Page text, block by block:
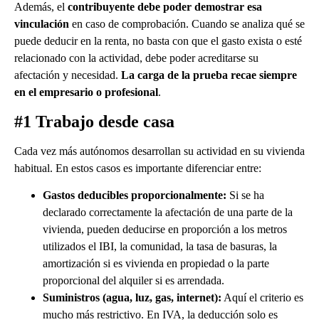
Además, el contribuyente debe poder demostrar esa
vinculación en caso de comprobación. Cuando se analiza qué se
puede deducir en la renta, no basta con que el gasto exista o esté
relacionado con la actividad, debe poder acreditarse su
afectación y necesidad. La carga de la prueba recae siempre
en el empresario o profesional.
#1 Trabajo desde casa
Cada vez más autónomos desarrollan su actividad en su vivienda
habitual. En estos casos es importante diferenciar entre:
Gastos deducibles proporcionalmente: Si se ha
declarado correctamente la afectación de una parte de la
vivienda, pueden deducirse en proporción a los metros
utilizados el IBI, la comunidad, la tasa de basuras, la
amortización si es vivienda en propiedad o la parte
proporcional del alquiler si es arrendada.
Suministros (agua, luz, gas, internet): Aquí el criterio es
mucho más restrictivo. En IVA, la deducción solo es